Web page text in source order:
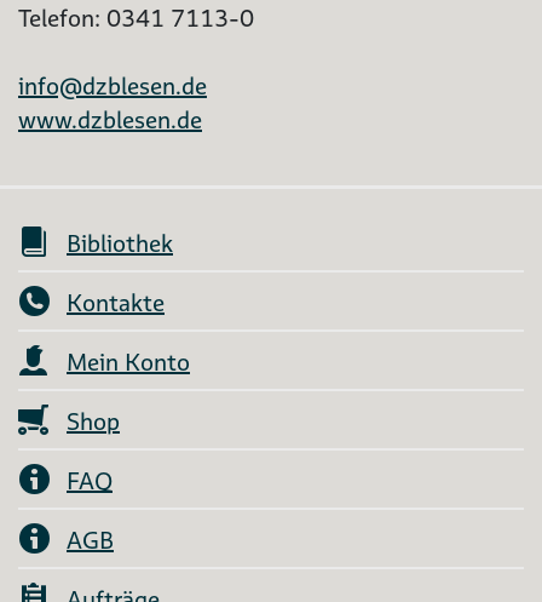
Telefon: 0341 7113-0
info@dzblesen.de
www.dzblesen.de
Bibliothek
Kontakte
Mein Konto
Shop
FAQ
AGB